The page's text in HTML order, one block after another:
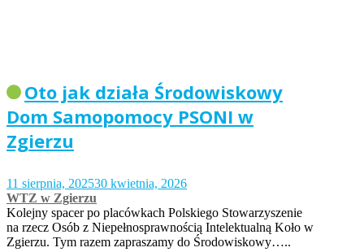
Oto jak działa Środowiskowy
Dom Samopomocy PSONI w
Zgierzu
11 sierpnia, 202530 kwietnia, 2026
WTZ w Zgierzu
Kolejny spacer po placówkach Polskiego Stowarzyszenie
na rzecz Osób z Niepełnosprawnością Intelektualną Koło w
Zgierzu. Tym razem zapraszamy do Środowiskowy…..